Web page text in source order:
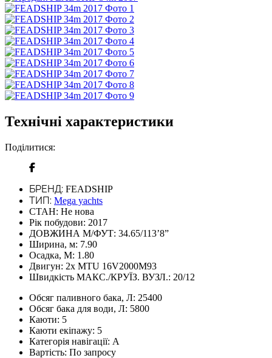
Технічні характеристики
Поділитися:
БРЕНД: FEADSHIP
ТИП: Mega yachts
СТАН: Не нова
Рік побудови: 2017
ДОВЖИНА М/ФУТ: 34.65/113’8”
Ширина, м: 7.90
Осадка, М: 1.80
Двигун: 2x MTU 16V2000M93
Швидкість МАКС./КРУЇЗ. ВУЗЛ.: 20/12
Обсяг паливного бака, Л: 25400
Обсяг бака для води, Л: 5800
Каюти: 5
Каюти екіпажу: 5
Категорія навігації: А
Вартість: По запросу